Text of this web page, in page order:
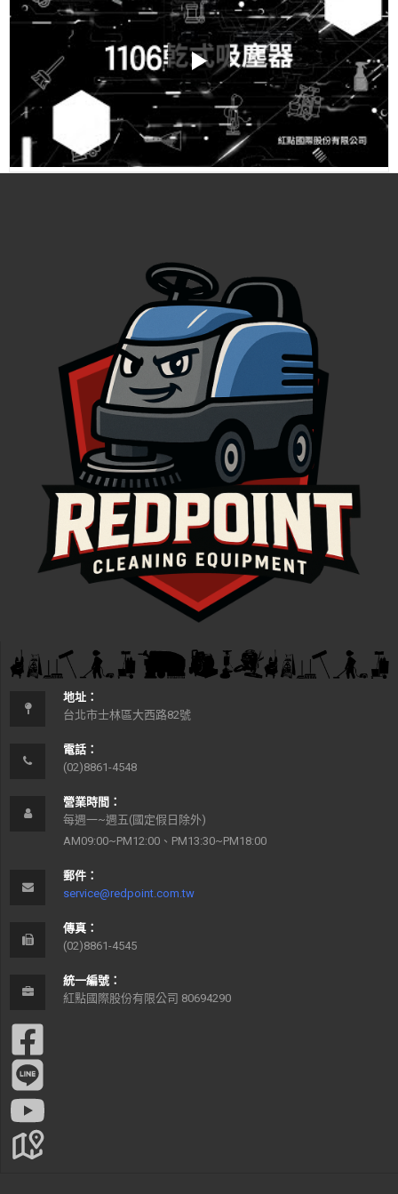
地址：
台北市士林區大西路82號
電話：
(02)8861-4548
營業時間：
每週一~週五(國定假日除外)
AM09:00~PM12:00、PM13:30~PM18:00
郵件：
service@redpoint.com.tw
傳真：
(02)8861-4545
統一編號：
紅點國際股份有限公司 80694290